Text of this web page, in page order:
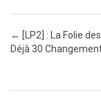
Post navigation
← [LP2] : La Folie
Déjà 30